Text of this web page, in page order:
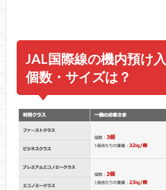
JAL国際線の機内預け
個数・サイズは？